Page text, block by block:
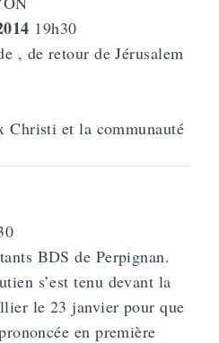
19h30
, de retour de Jérusalem
Christi et la communauté
BDS de Perpignan.
s’est tenu devant la
le 23 janvier pour que
en première